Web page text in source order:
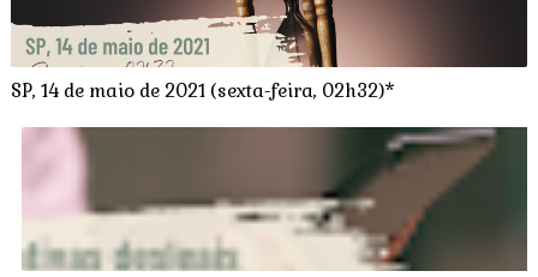
SP, 14 de maio de 2021 (sexta-feira, 02h32)*